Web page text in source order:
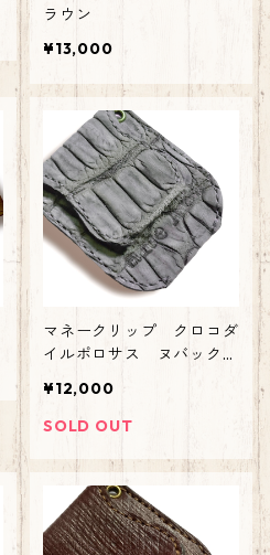
ラウン
¥13,000
マネークリップ クロコダ
イルポロサス ヌバック
¥12,000
SOLD OUT